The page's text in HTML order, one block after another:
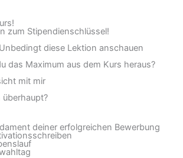
zum Stipendienschlüssel!
diese Lektion anschauen
das Maximum aus dem Kurs heraus?
mit mir
überhaupt?
deiner erfolgreichen Bewerbung